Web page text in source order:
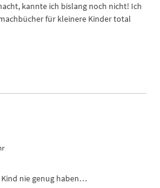
kannte ich bislang noch nicht! Ich
für kleinere Kinder total
nie genug haben…